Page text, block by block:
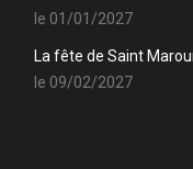
le 01/01/2027
La fête de Saint
le 09/02/2027